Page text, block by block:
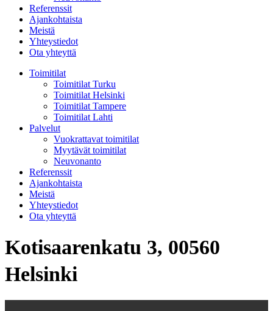
Referenssit
Ajankohtaista
Meistä
Yhteystiedot
Ota yhteyttä
Toimitilat
Toimitilat Turku
Toimitilat Helsinki
Toimitilat Tampere
Toimitilat Lahti
Palvelut
Vuokrattavat toimitilat
Myytävät toimitilat
Neuvonanto
Referenssit
Ajankohtaista
Meistä
Yhteystiedot
Ota yhteyttä
Kotisaarenkatu 3, 00560
Helsinki